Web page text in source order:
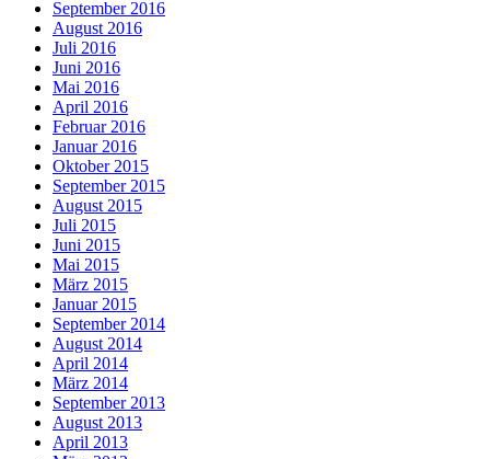
September 2016
August 2016
Juli 2016
Juni 2016
Mai 2016
April 2016
Februar 2016
Januar 2016
Oktober 2015
September 2015
August 2015
Juli 2015
Juni 2015
Mai 2015
März 2015
Januar 2015
September 2014
August 2014
April 2014
März 2014
September 2013
August 2013
April 2013